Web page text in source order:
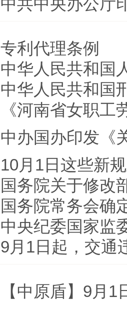
中共中央办公厅
专利代理条例
中华人民共和国
中华人民共和国
《河南省女职
中办国办印发《
10月1日这些新
国务院关于修改
国务院常务会确
中央纪委国家监
9月1日起，交通
【中原盾】9月